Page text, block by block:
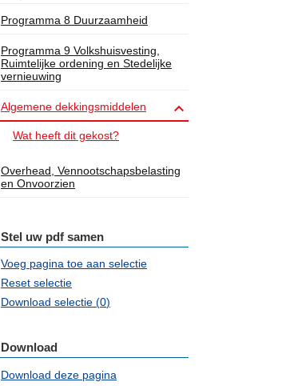
Programma 8 Duurzaamheid
Programma 9 Volkshuisvesting,
Ruimtelijke ordening en Stedelijke
vernieuwing
Algemene dekkingsmiddelen 
Wat heeft dit gekost?
Overhead, Vennootschapsbelasting
en Onvoorzien
Stel uw pdf samen
Voeg pagina toe aan selectie
Reset selectie
Download selectie (0)
Download
Download deze pagina